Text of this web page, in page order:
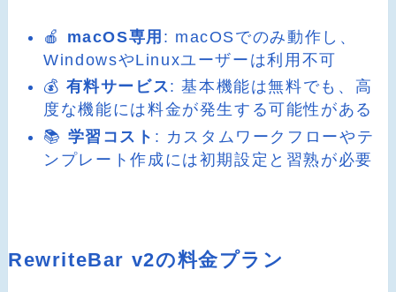
🍎 macOS専用 : macOSでのみ動作し、
WindowsやLinuxユーザーは利用不可
💰 有料サービス: 基本機能は無料でも、高
度な機能には料金が発生する可能性がある
📚 学習コスト : カスタムワークフローやテ
ンプレート作成には初期設定と習熟が必要
RewriteBar v2の料金プラン